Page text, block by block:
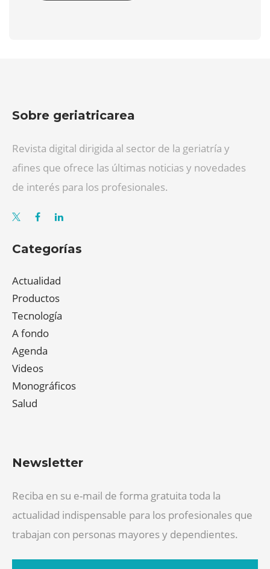
Sobre geriatricarea
Revista digital dirigida al sector de la geriatría y
afines que ofrece las últimas noticias y novedades
de interés para los profesionales.
Categorías
Actualidad
Productos
Tecnología
A fondo
Agenda
Videos
Monográficos
Salud
Newsletter
Reciba en su e-mail de forma gratuita toda la
actualidad indispensable para los profesionales que
trabajan con personas mayores y dependientes.